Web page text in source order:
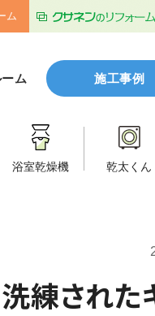
ム
ム 施工事例
浴室乾燥機 乾太くん
練された